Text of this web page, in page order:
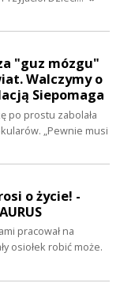
"guz mózgu"
Walczymy o
Siepomaga
po prostu zabolała
„Pewnie musi
o życie! -
pracował na
osiołek robić może.